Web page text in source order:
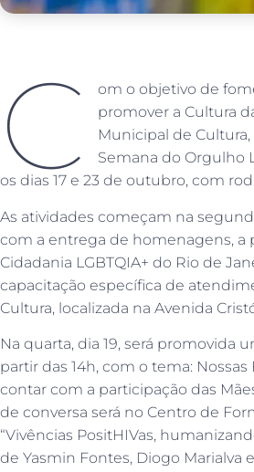
C
om o objetivo de
promover a Cultura
Municipal de
Semana do Orgulho
os dias 17 e 23 de outubro, com
As atividades começam na
com a entrega de homenagens, a
Cidadania LGBTQIA+ do Rio de
capacitação específica de
Cultura, localizada na Avenida
Na quarta, dia 19, será promovida
partir das 14h, com o tema:
contar com a participação das
de conversa será no Centro de
“Vivências PositHIVas,
de Yasmin Fontes, Diogo Marialva